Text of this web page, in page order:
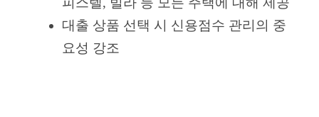
대출 상품 선택 시 신용점수 관리의 중
요성 강조